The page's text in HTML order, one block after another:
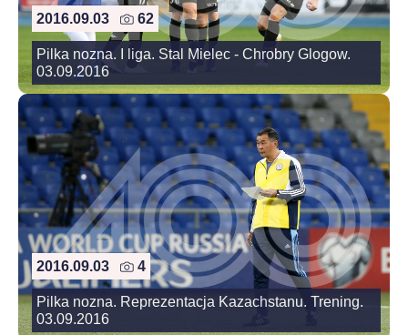
2016.09.03 62
Pilka nozna. I liga. Stal Mielec - Chrobry Glogow.
03.09.2016
2016.09.03 4
Pilka nozna. Reprezentacja Kazachstanu. Trening.
03.09.2016